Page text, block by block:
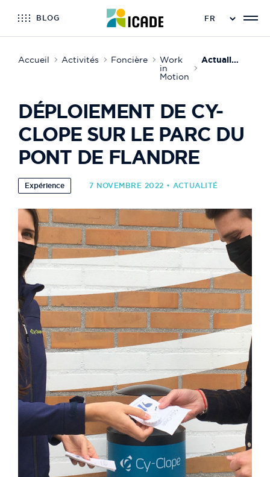
BLOG
Accueil Activités Foncière Work
in
Motion
Actualité de Work in Motion
DÉPLOIEMENT DE CY-
CLOPE SUR LE PARC DU
PONT DE FLANDRE
Expérience 7 NOVEMBRE 2022 • ACTUALITÉ